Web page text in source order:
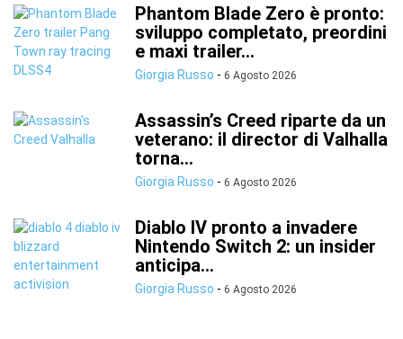
Phantom Blade Zero è pronto:
sviluppo completato, preordini
e maxi trailer...
Giorgia Russo - 6 Agosto 2026
Assassin’s Creed riparte da un
veterano: il director di Valhalla
torna...
Giorgia Russo - 6 Agosto 2026
Diablo IV pronto a invadere
Nintendo Switch 2: un insider
anticipa...
Giorgia Russo - 6 Agosto 2026